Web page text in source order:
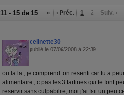
11 - 15 de 15 « ‹ Préc. 1 2 Suiv. ›
celinette30
publié le 07/06/2008 à 22:39
ou la la , je comprend ton resenti car tu a
alimentaire , c pas les 3 tartines qui te font
reservir sans culpabilite, moi j'ai fait un peu